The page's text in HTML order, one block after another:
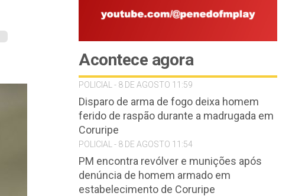
Acontece agora
POLICIAL - 8 DE AGOSTO 11:59
Disparo de arma de fogo deixa homem
ferido de raspão durante a madrugada em
Coruripe
POLICIAL - 8 DE AGOSTO 11:54
PM encontra revólver e munições após
denúncia de homem armado em
estabelecimento de Coruripe